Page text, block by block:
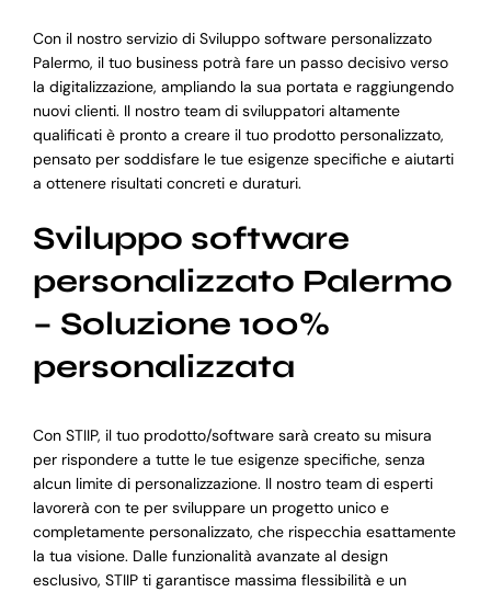
Con il nostro servizio di Sviluppo software personalizzato
Palermo, il tuo business potrà fare un passo decisivo verso
la digitalizzazione, ampliando la sua portata e raggiungendo
nuovi clienti. Il nostro team di sviluppatori altamente
qualificati è pronto a creare il tuo prodotto personalizzato,
pensato per soddisfare le tue esigenze specifiche e aiutarti
a ottenere risultati concreti e duraturi.
Sviluppo software
personalizzato Palermo
– Soluzione 100%
personalizzata
Con STIIP, il tuo prodotto/software sarà creato su misura
per rispondere a tutte le tue esigenze specifiche, senza
alcun limite di personalizzazione. Il nostro team di esperti
lavorerà con te per sviluppare un progetto unico e
completamente personalizzato, che rispecchia esattamente
la tua visione. Dalle funzionalità avanzate al design
esclusivo, STIIP ti garantisce massima flessibilità e un